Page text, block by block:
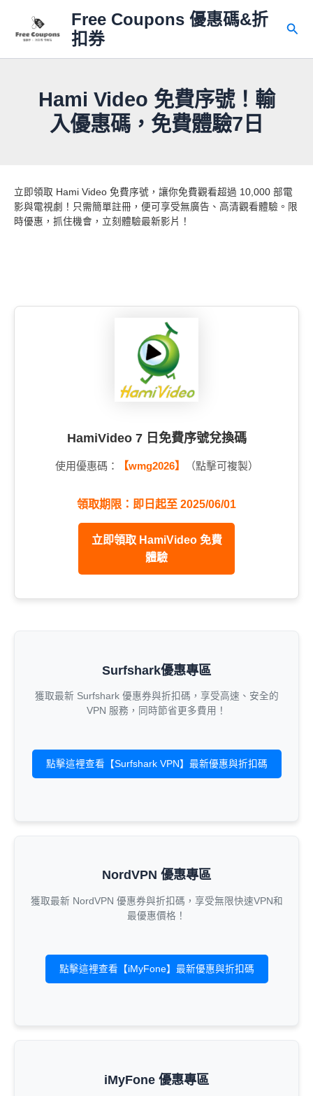
Free Coupons 優惠碼&折
扣券
搜
Hami Video 免費序號！輸
入優惠碼，免費體驗7日
立即領取 Hami Video 免費序號，讓你免費觀看超過 10,000 部電
影與電視劇！只需簡單註冊，便可享受無廣告、高清觀看體驗。限
時優惠，抓住機會，立刻體驗最新影片！
HamiVideo 7 日免費序號兌換碼
使用優惠碼： 【wmg2026】 （點擊可複製）
領取期限：即日起至 2025/06/01
立即領取 HamiVideo 免費
體驗
Surfshark優惠專區
獲取最新 Surfshark 優惠券與折扣碼，享受高速、安全的
VPN 服務，同時節省更多費用！
點擊這裡查看【Surfshark VPN】最新優惠與折扣碼
NordVPN 優惠專區
獲取最新 NordVPN 優惠券與折扣碼，享受無限快速VPN和
最優惠價格！
點擊這裡查看【iMyFone】最新優惠與折扣碼
iMyFone 優惠專區